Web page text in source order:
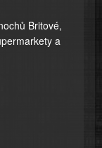
Britové,
a